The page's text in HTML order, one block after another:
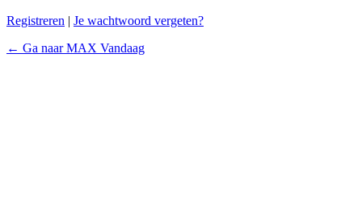
Registreren | Je wachtwoord vergeten?
← Ga naar MAX Vandaag